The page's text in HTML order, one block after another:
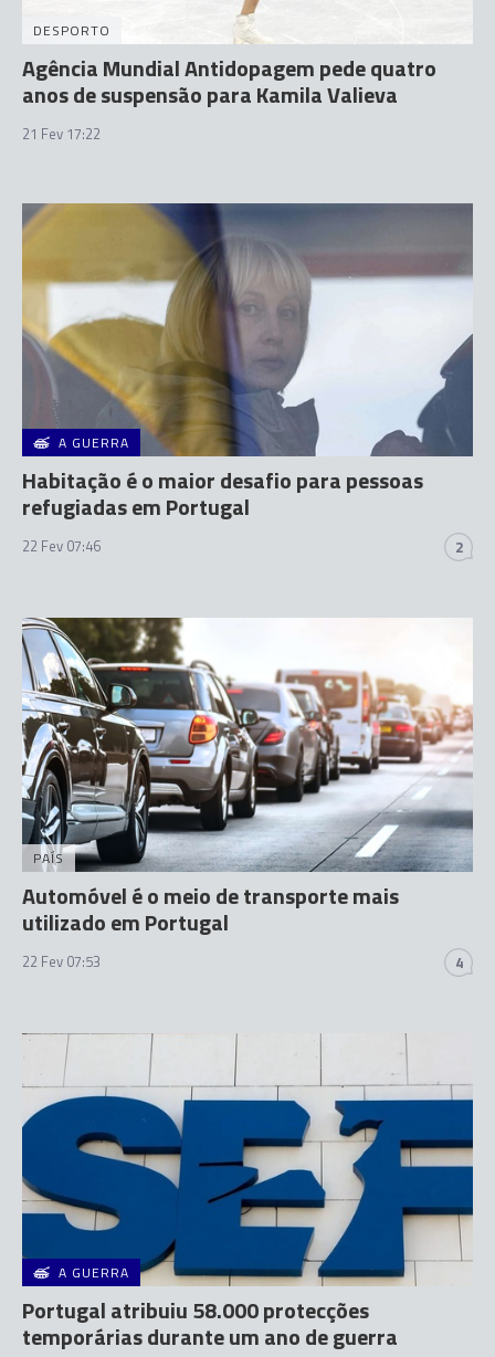
DESPORTO
Agência Mundial Antidopagem pede quatro
anos de suspensão para Kamila Valieva
21 Fev 17:22
A GUERRA
Habitação é o maior desafio para pessoas
refugiadas em Portugal
22 Fev 07:46 2
PAÍS
Automóvel é o meio de transporte mais
utilizado em Portugal
22 Fev 07:53 4
A GUERRA
Portugal atribuiu 58.000 protecções
temporárias durante um ano de guerra